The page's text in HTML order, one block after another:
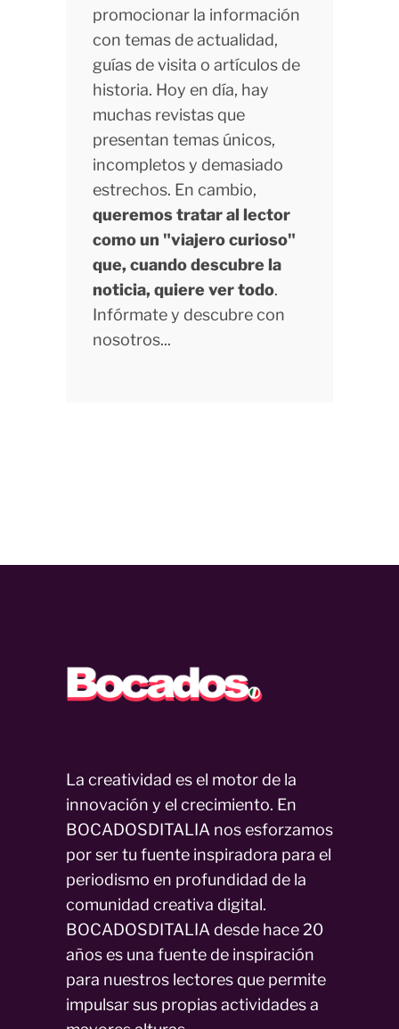
promocionar la información
con temas de actualidad,
guías de visita o artículos de
historia. Hoy en día, hay
muchas revistas que
presentan temas únicos,
incompletos y demasiado
estrechos. En cambio,
queremos tratar al lector
como un "viajero curioso"
que, cuando descubre la
noticia, quiere ver todo.
Infórmate y descubre con
nosotros...
La creatividad es el motor de la
innovación y el crecimiento. En
BOCADOSDITALIA nos esforzamos
por ser tu fuente inspiradora para el
periodismo en profundidad de la
comunidad creativa digital.
BOCADOSDITALIA desde hace 20
años es una fuente de inspiración
para nuestros lectores que permite
impulsar sus propias actividades a